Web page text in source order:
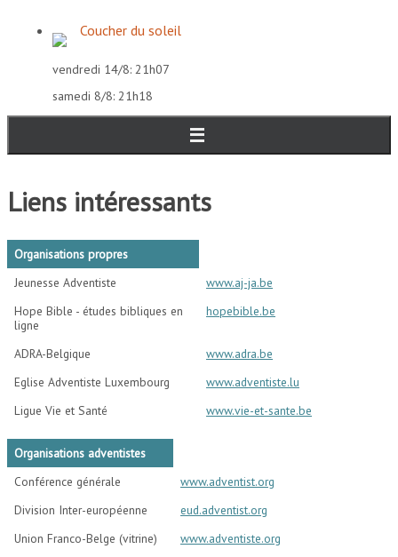
Coucher du soleil
vendredi 14/8: 21h07
samedi 8/8: 21h18
Liens intéressants
Organisations propres
Jeunesse Adventiste
www.aj-ja.be
Hope Bible - études bibliques en
ligne
hopebible.be
ADRA-Belgique
www.adra.be
Eglise Adventiste Luxembourg
www.adventiste.lu
Ligue Vie et Santé
www.vie-et-sante.be
Organisations adventistes
Conférence générale
www.adventist.org
Division Inter-européenne
eud.adventist.org
Union Franco-Belge (vitrine)
www.adventiste.org